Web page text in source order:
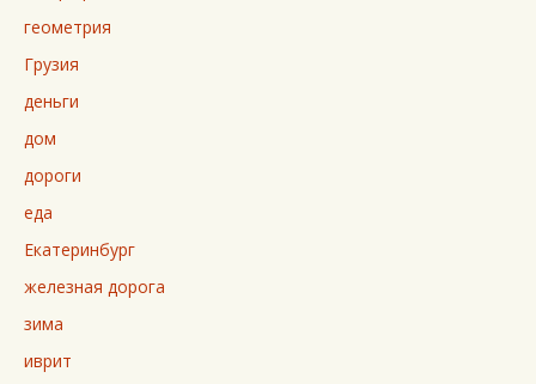
геометрия
Грузия
деньги
дом
дороги
еда
Екатеринбург
железная дорога
зима
иврит